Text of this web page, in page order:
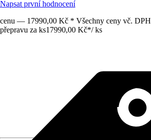
Napsat první hodnocení
cenu — 17990,00 Kč * Všechny ceny vč. DPH
přepravu za ks17990,00 Kč*/ ks